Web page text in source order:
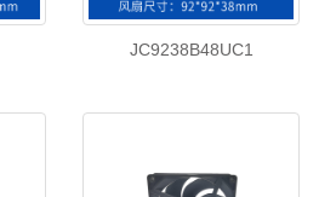
JC9238B48UC1